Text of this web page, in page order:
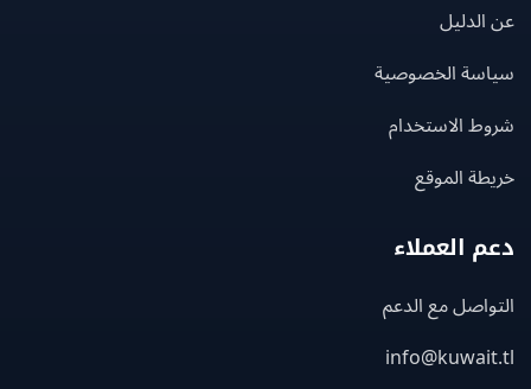
الخصوصية
الاستخدام
الموقع
العملاء
مع الدعم